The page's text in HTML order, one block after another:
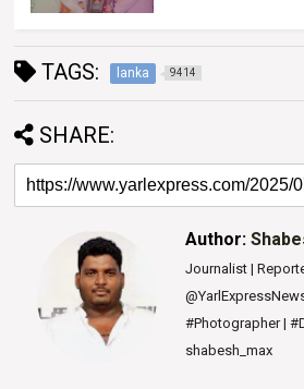
TAGS: lanka 9414
SHARE:
Author:
Journalist |
#Photographer |
shabesh_max